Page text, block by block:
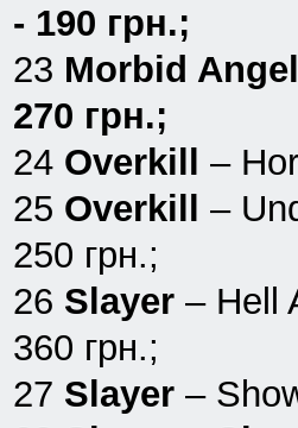
- 190 грн.;
23 Morbid
270 грн.;
24 Overkill
–
25 Overkill
–
250 грн.;
26 Slayer – Hell
360 грн.;
27 Slayer –